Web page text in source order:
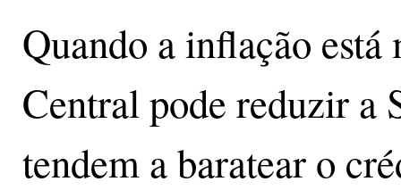
Quando a inflação
Central pode reduzir a
tendem a baratear o